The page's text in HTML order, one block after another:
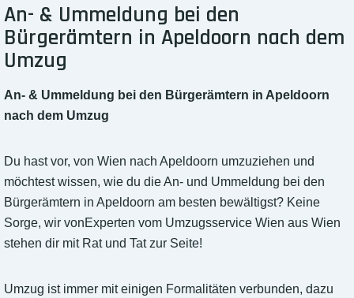
An- & Ummeldung bei den
Bürgerämtern in Apeldoorn nach dem
Umzug
An- & Ummeldung bei den Bürgerämtern in Apeldoorn
nach dem Umzug
Du hast vor, von Wien nach Apeldoorn umzuziehen und
möchtest wissen, wie du die An- und Ummeldung bei den
Bürgerämtern in Apeldoorn am besten bewältigst? Keine
Sorge, wir vonExperten vom Umzugsservice Wien aus Wien
stehen dir mit Rat und Tat zur Seite!
Umzug ist immer mit einigen Formalitäten verbunden, dazu